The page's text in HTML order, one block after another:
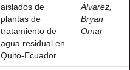
aislados de
plantas de
tratamiento de
agua residual en
Quito-Ecuador
Álvarez,
Bryan
Omar